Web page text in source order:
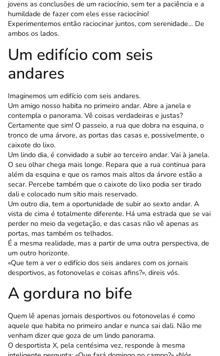
jovens as conclusões de um raciocínio, sem ter a paciência e a
humildade de fazer com eles esse raciocínio!
Experimentemos então raciocinar juntos, com serenidade… De
ambos os lados.
Um edifício com seis
andares
Imaginemos um edifício com seis andares.
Um amigo nosso habita no primeiro andar. Abre a janela e
contempla o panorama. Vê coisas ver­dadeiras e justas?
Certamente que sim! O passeio, a rua que dobra na esquina, o
tronco de uma árvore, as portas das casas e, possivelmente, o
caixote do lixo.
Um lindo dia, é convidado a subir ao ter­ceiro andar. Vai à janela.
O seu olhar chega mais longe. Repara que a rua continua para
além da esquina e que os ramos mais altos da árvore estão a
secar. Percebe também que o caixote do lixo podia ser tirado
dali e colocado num sítio mais reservado.
Um outro dia, tem a oportunidade de subir ao sexto andar. A
vista de cima é totalmente diferente. Há uma estrada que se vai
perder no meio da vegetação, e das casas não vê apenas as
portas, mas também os telhados.
É a mesma realidade, mas a partir de uma outra perspectiva, de
um outro horizonte.
«Que tem a ver o edifício dos seis andares com os jornais
desportivos, as fotonovelas e coisas afins?», direis vós.
A gordura no bife
Quem lê apenas jornais desportivos ou fotono­velas é como
aquele que habita no primeiro andar e nunca sai dali. Não me
venham dizer que goza de um lindo panorama.
O desportista X, pela centésima vez, responde à mesma